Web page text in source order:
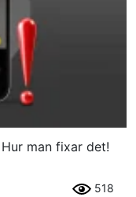
man fixar det!
518